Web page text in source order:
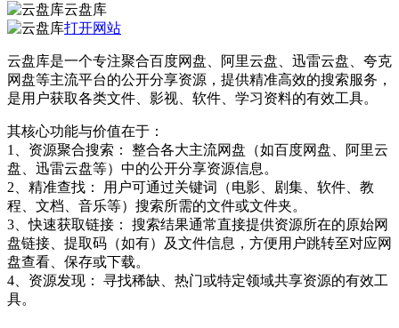
云盘库
打开网站
云盘库是一个专注聚合百度网盘、阿里云盘、迅雷云盘、夸克
网盘等主流平台的公开分享资源，提供精准高效的搜索服务，
是用户获取各类文件、影视、软件、学习资料的有效工具。
其核心功能与价值在于：
1、资源聚合搜索： 整合各大主流网盘（如百度网盘、阿里云
盘、迅雷云盘等）中的公开分享资源信息。
2、精准查找： 用户可通过关键词（电影、剧集、软件、教
程、文档、音乐等）搜索所需的文件或文件夹。
3、快速获取链接： 搜索结果通常直接提供资源所在的原始网
盘链接、提取码（如有）及文件信息，方便用户跳转至对应网
盘查看、保存或下载。
4、资源发现： 寻找稀缺、热门或特定领域共享资源的有效工
具。